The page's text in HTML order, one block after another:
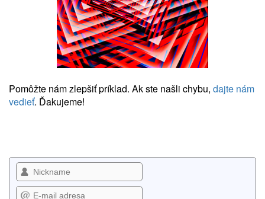
Pomôžte nám zlepšiť príklad. Ak ste našli chybu, dajte nám
vedieť. Ďakujeme!